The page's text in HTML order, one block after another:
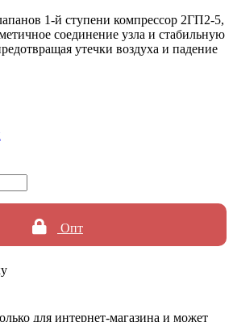
1-й ступени компрессор 2ГП2-5,
соединение узла и стабильную
утечки воздуха и падение
Опт
для интернет-магазина и может